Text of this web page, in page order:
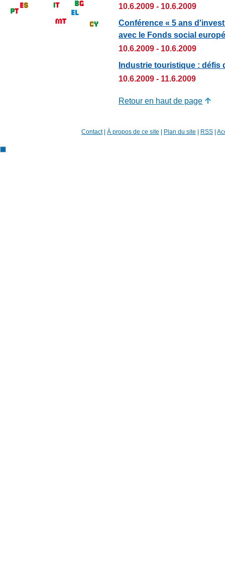
10.6.2009 - 10.6.2009
Conférence « 5 ans
avec le Fonds social
10.6.2009 - 10.6.2009
Industrie touristique : défis
10.6.2009 - 11.6.2009
Retour en haut de page
Contact| À propos de ce site | Plan du site | RSS |